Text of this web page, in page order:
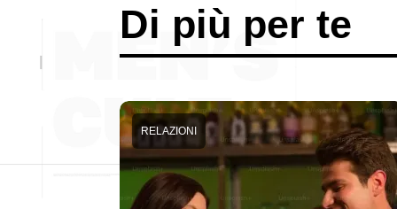
Di più per te
RELAZIONI